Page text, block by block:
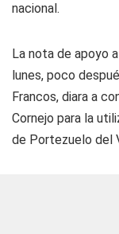
nacional.
La nota de apoyo
lunes, poco
Francos, diara a
Cornejo para la
de Portezuelo del